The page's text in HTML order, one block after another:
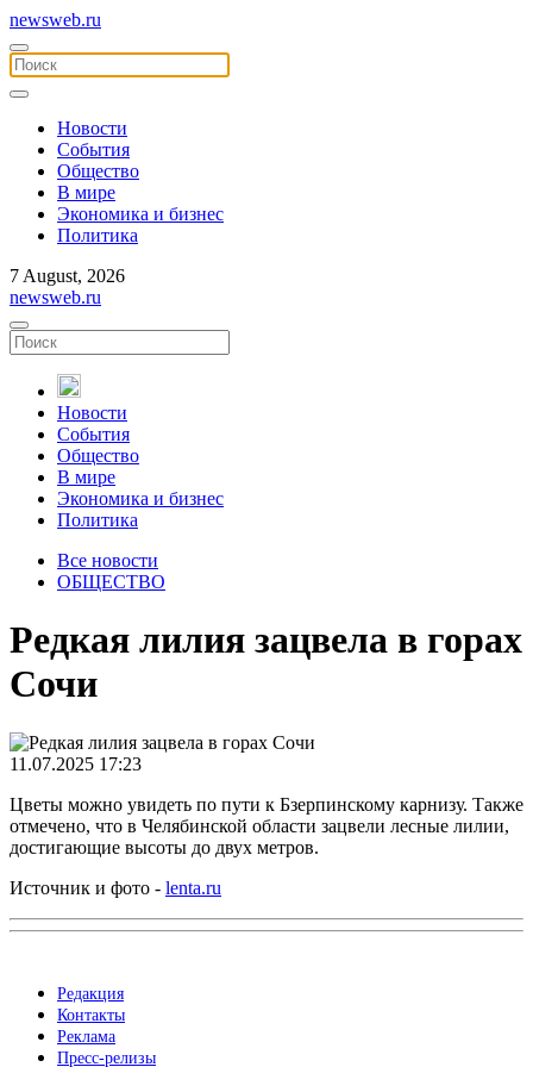
newsweb.ru
Новости
События
Общество
В мире
Экономика и бизнес
Политика
7 August, 2026
newsweb.ru
Новости
События
Общество
В мире
Экономика и бизнес
Политика
Все новости
ОБЩЕСТВО
Редкая лилия зацвела в горах
Сочи
11.07.2025 17:23
Цветы можно увидеть по пути к Бзерпинскому карнизу. Также
отмечено, что в Челябинской области зацвели лесные лилии,
достигающие высоты до двух метров.
Источник и фото - lenta.ru
Редакция
Контакты
Реклама
Пресс-релизы